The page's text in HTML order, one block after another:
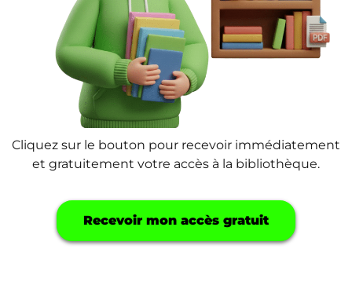
Cliquez sur le bouton pour recevoir immédiatement
et gratuitement votre accès à la bibliothèque.
Recevoir mon accès gratuit